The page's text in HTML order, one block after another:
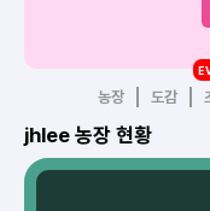
농장 도감
jhlee 농장 현황